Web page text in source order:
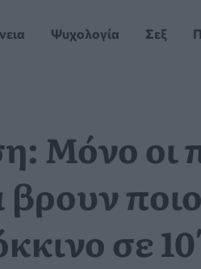
Ψυχολογία Σεξ
Μόνο οι
σε